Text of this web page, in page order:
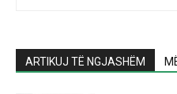
ARTIKUJ TË NGJASHËM